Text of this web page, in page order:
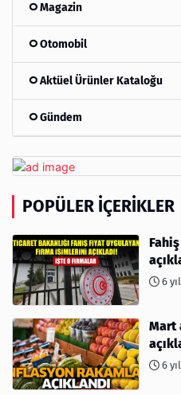
Magazin
Otomobil
Aktüel Ürünler Kataloğu
Gündem
POPÜLER İÇERIKLER
6
Mart
6